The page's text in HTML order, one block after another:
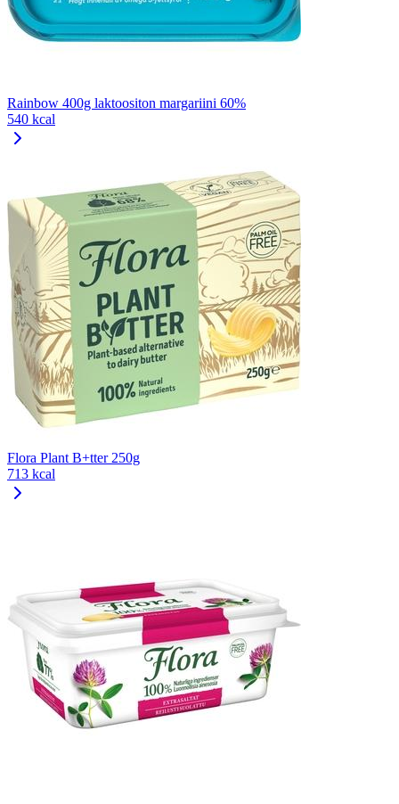
Rainbow 400g laktoositon margariini 60%
540 kcal
Flora Plant B+tter 250g
713 kcal